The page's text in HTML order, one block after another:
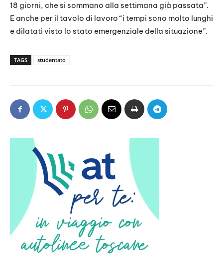
18 giorni, che si sommano alla settimana già passata”.
E anche per il tavolo di lavoro “i tempi sono molto lunghi
e dilatati visto lo stato emergenziale della situazione”.
TAGS studentato